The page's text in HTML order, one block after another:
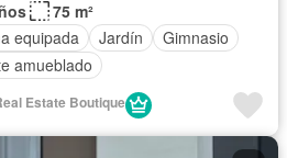
75 m²
equipada Jardín
Gimnasio
amueblado
Estate Boutique